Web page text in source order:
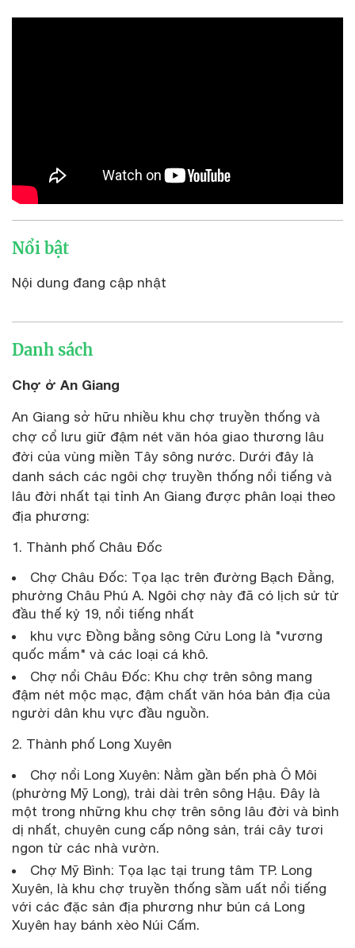
Nổi bật
Nội dung đang cập nhật
Danh sách
Chợ ở An Giang
An Giang sở hữu nhiều khu chợ truyền thống và
chợ cổ lưu giữ đậm nét văn hóa giao thương lâu
đời của vùng miền Tây sông nước. Dưới đây là
danh sách các ngôi chợ truyền thống nổi tiếng và
lâu đời nhất tại tỉnh An Giang được phân loại theo
địa phương:
Thành phố Châu Đốc
Chợ Châu Đốc: Tọa lạc trên đường Bạch Đằng,
phường Châu Phú A. Ngôi chợ này đã có lịch sử từ
đầu thế kỷ 19, nổi tiếng nhất
khu vực Đồng bằng sông Cửu Long là "vương
quốc mắm" và các loại cá khô.
Chợ nổi Châu Đốc: Khu chợ trên sông mang
đậm nét mộc mạc, đậm chất văn hóa bản địa của
người dân khu vực đầu nguồn.
2. Thành phố Long Xuyên
Chợ nổi Long Xuyên: Nằm gần bến phà Ô Môi
(phường Mỹ Long), trải dài trên sông Hậu. Đây là
một trong những khu chợ trên sông lâu đời và bình
dị nhất, chuyên cung cấp nông sản, trái cây tươi
ngon từ các nhà vườn.
Chợ Mỹ Bình: Tọa lạc tại trung tâm TP. Long
Xuyên, là khu chợ truyền thống sầm uất nổi tiếng
với các đặc sản địa phương như bún cá Long
Xuyên hay bánh xèo Núi Cấm.